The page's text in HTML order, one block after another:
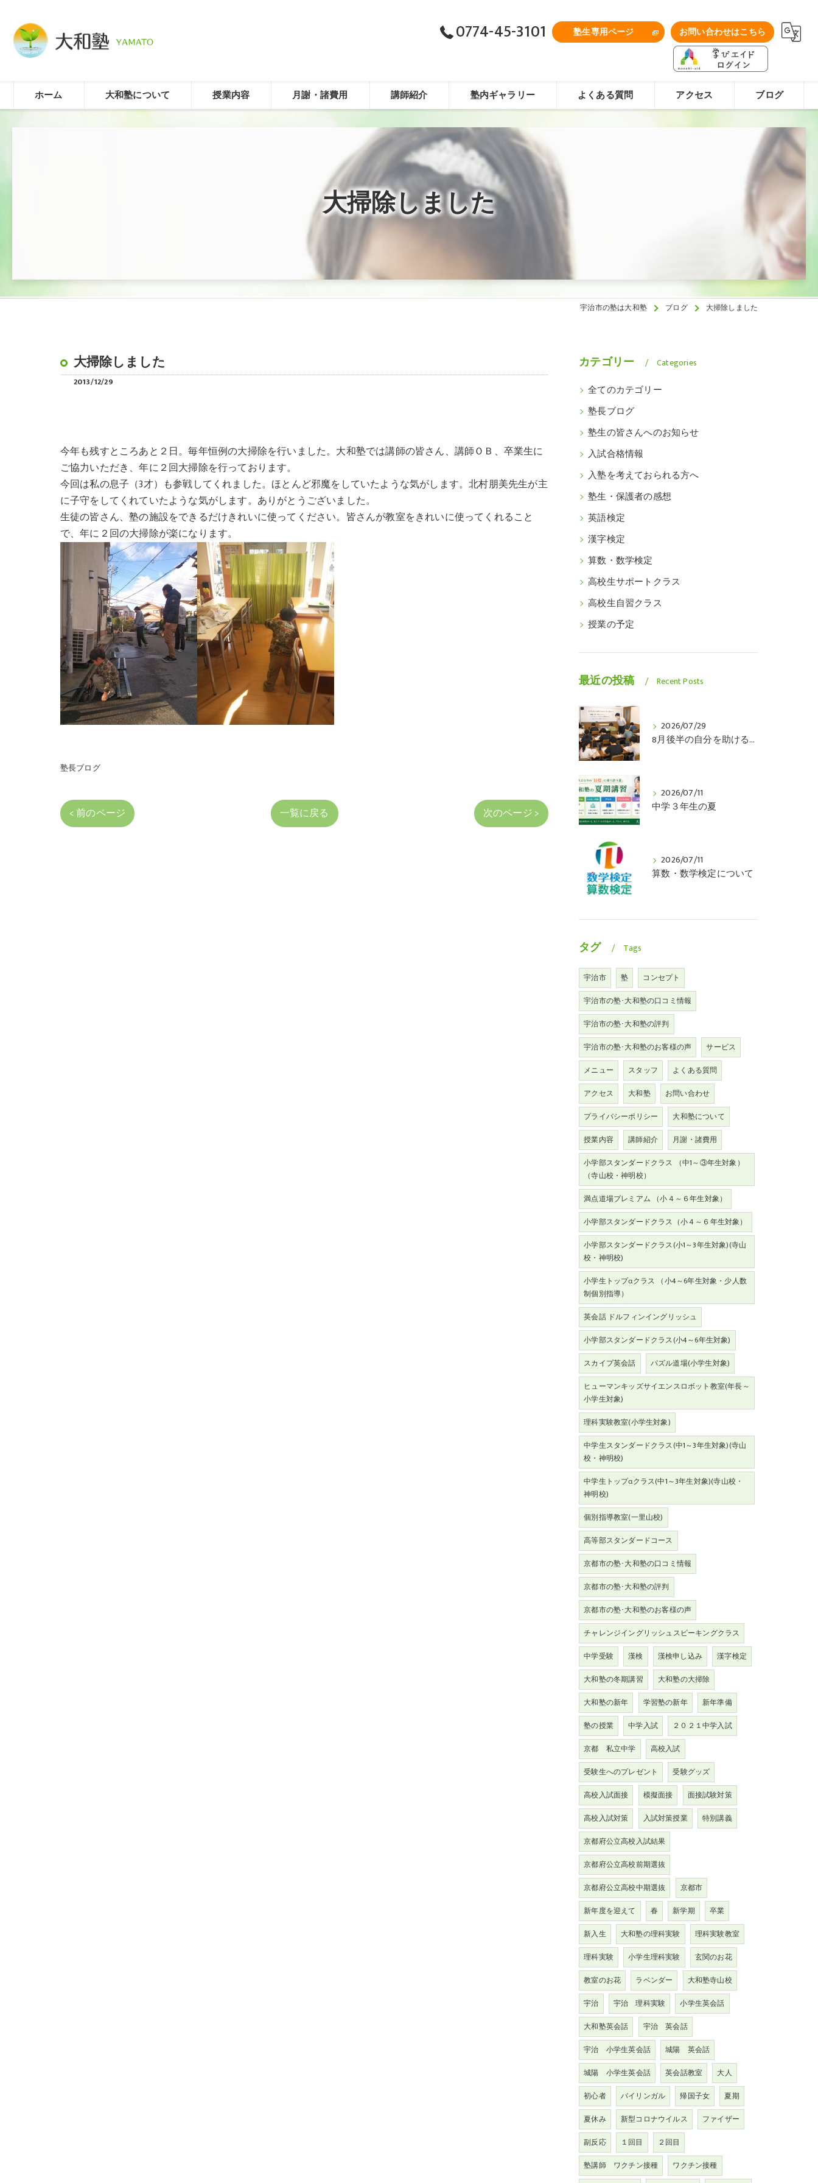
0774-45-3101 塾生専用ページ お問い合わせはこちら
ホーム 大和塾について 授業内容 月謝・諸費用 講師紹介 塾内ギャラリー よくある質問 アクセス ブログ
大掃除しました
宇治市の塾は大和塾 ブログ 大掃除しました
大掃除しました
2013/12/29
今年も残すところあと２日。毎年恒例の大掃除を行いました。大和塾では講師の皆さん、講師ＯＢ、卒業生に
ご協力いただき、年に２回大掃除を行っております。
今回は私の息子（3才）も参戦してくれました。ほとんど邪魔をしていたような気がします。北村朋美先生が主
に子守をしてくれていたような気がします。ありがとうございました。
生徒の皆さん、塾の施設をできるだけきれいに使ってください。皆さんが教室をきれいに使ってくれること
で、年に２回の大掃除が楽になります。
塾長ブログ
< 前のページ 一覧に戻る 次のページ >
カテゴリー Categories
全てのカテゴリー
塾長ブログ
塾生の皆さんへのお知らせ
入試合格情報
入塾を考えておられる方へ
塾生・保護者の感想
英語検定
漢字検定
算数・数学検定
高校生サポートクラス
高校生自習クラス
授業の予定
最近の投稿 Recent Posts
2026/07/29
8月後半の自分を助けるのは、今の自分です
2026/07/11
中学３年生の夏
2026/07/11
算数・数学検定について
タグ Tags
宇治市 塾
コンセプト
宇治市の塾･大和塾の口コミ情報
宇治市の塾･大和塾の評判
宇治市の塾･大和塾のお客様の声
サービス
メニュー
スタッフ
よくある質問
アクセス
大和塾
お問い合わせ
プライバシーポリシー
大和塾について
授業内容
講師紹介
月謝・諸費用
小学部スタンダードクラス （中1～③年生対象）
（寺山校・神明校）
満点道場プレミアム （小４～６年生対象）
小学部スタンダードクラス（小４～６年生対象）
小学部スタンダードクラス(小1～3年生対象)(寺山
校・神明校)
小学生トップαクラス （小4～6年生対象・少人数
制個別指導）
英会話 ドルフィンイングリッシュ
小学部スタンダードクラス(小4～6年生対象)
スカイプ英会話
パズル道場(小学生対象)
ヒューマンキッズサイエンスロボット教室(年長～
小学生対象)
理科実験教室(小学生対象)
中学生スタンダードクラス(中1～3年生対象)(寺山
校・神明校)
中学生トップαクラス(中1～3年生対象)(寺山校・
神明校)
個別指導教室(一里山校)
高等部スタンダードコース
京都市の塾･大和塾の口コミ情報
京都市の塾･大和塾の評判
京都市の塾･大和塾のお客様の声
チャレンジイングリッシュスピーキングクラス
中学受験
漢検 漢検申し込み
漢字検定
大和塾の冬期講習
大和塾の大掃除
大和塾の新年
学習塾の新年
新年準備
塾の授業
中学入試
２０２１中学入試
京都 私立中学
高校入試
受験生へのプレゼント
受験グッズ
高校入試面接
模擬面接
面接試験対策
高校入試対策
入試対策授業
特別講義
京都府公立高校入試結果
京都府公立高校前期選抜
京都府公立高校中期選抜
京都市
新年度を迎えて
春 新学期
卒業
新入生
大和塾の理科実験
理科実験教室
理科実験
小学生理科実験
玄関のお花
教室のお花
ラベンダー
大和塾寺山校
宇治
宇治 理科実験
小学生英会話
大和塾英会話
宇治 英会話
宇治 小学生英会話
城陽 英会話
城陽 小学生英会話
英会話教室
大人
初心者
バイリンガル 帰国子女
夏期
夏休み
新型コロナウイルス
ファイザー
副反応
１回目
２回目
塾講師 ワクチン接種
ワクチン接種